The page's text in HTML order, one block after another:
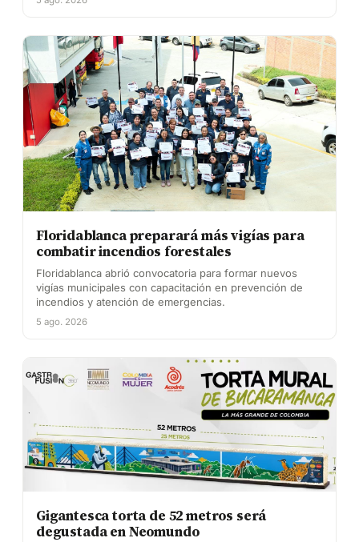
Floridablanca preparará más vigías para
combatir incendios forestales
Floridablanca abrió convocatoria para formar nuevos
vigías municipales con capacitación en prevención de
incendios y atención de emergencias.
5 ago. 2026
Gigantesca torta de 52 metros será
degustada en Neomundo